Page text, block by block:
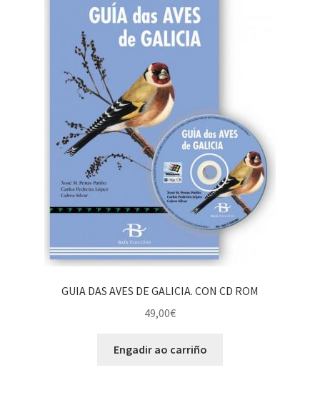
GUIA DAS AVES DE GALICIA. CON CD ROM
49,00€
Engadir ao carriño